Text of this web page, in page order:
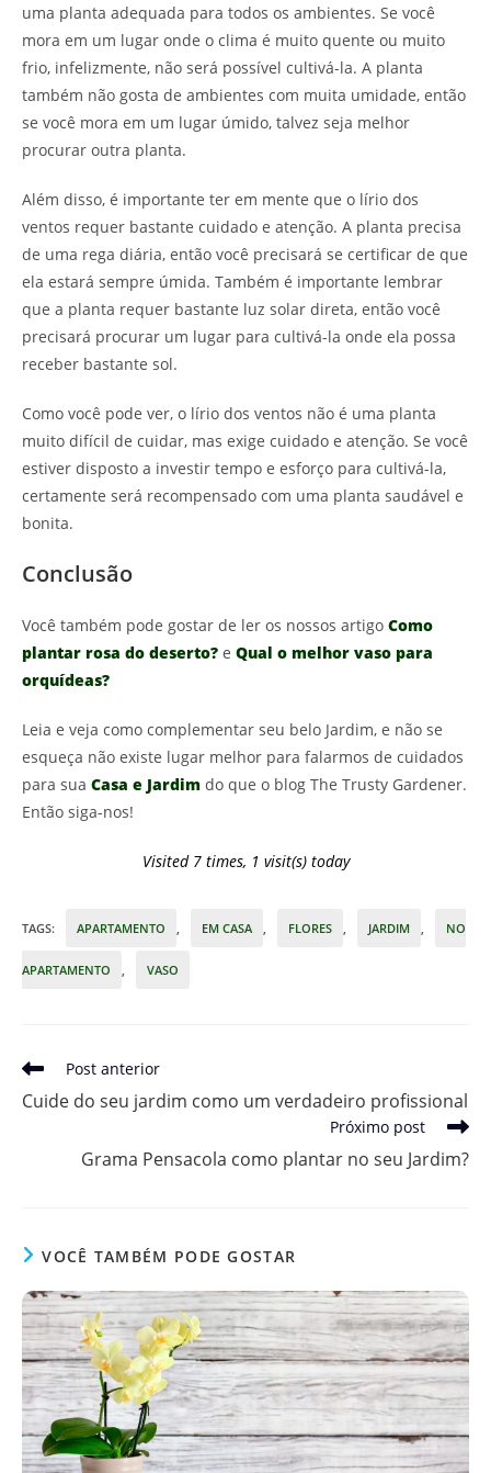
uma planta adequada para todos os ambientes. Se você
mora em um lugar onde o clima é muito quente ou muito
frio, infelizmente, não será possível cultivá-la. A planta
também não gosta de ambientes com muita umidade, então
se você mora em um lugar úmido, talvez seja melhor
procurar outra planta.
Além disso, é importante ter em mente que o lírio dos
ventos requer bastante cuidado e atenção. A planta precisa
de uma rega diária, então você precisará se certificar de que
ela estará sempre úmida. Também é importante lembrar
que a planta requer bastante luz solar direta, então você
precisará procurar um lugar para cultivá-la onde ela possa
receber bastante sol.
Como você pode ver, o lírio dos ventos não é uma planta
muito difícil de cuidar, mas exige cuidado e atenção. Se você
estiver disposto a investir tempo e esforço para cultivá-la,
certamente será recompensado com uma planta saudável e
bonita.
Conclusão
Você também pode gostar de ler os nossos artigo Como
plantar rosa do deserto? e Qual o melhor vaso para
orquídeas?
Leia e veja como complementar seu belo Jardim, e não se
esqueça não existe lugar melhor para falarmos de cuidados
para sua Casa e Jardim do que o blog The Trusty Gardener.
Então siga-nos!
Visited 7 times, 1 visit(s) today
TAGS: APARTAMENTO EM CASA FLORES JARDIM NO
APARTAMENTO VASO
Leia
artigos
Post anterior
Cuide do seu jardim como um verdadeiro profissional
Próximo post
Grama Pensacola como plantar no seu Jardim?
VOCÊ TAMBÉM PODE GOSTAR